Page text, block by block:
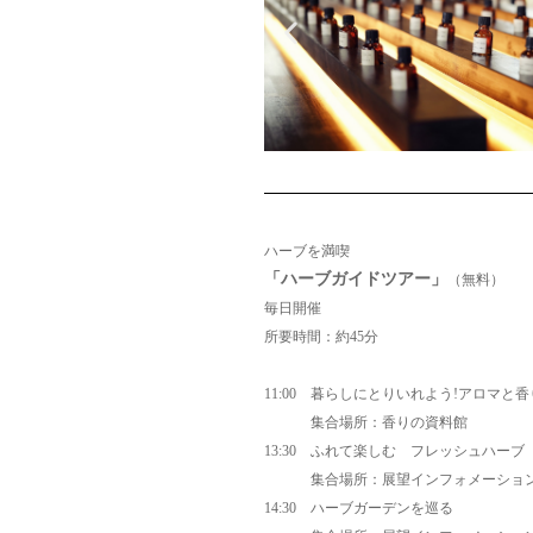
ハーブを満喫
「ハーブガイドツアー」
（無料）
毎日開催
所要時間：約45分
11:00 暮らしにとりいれよう!アロマと香
集合場所：香りの資料館
13:30 ふれて楽しむ フレッシュハーブ
集合場所：展望インフォメーショ
14:30 ハーブガーデンを巡る